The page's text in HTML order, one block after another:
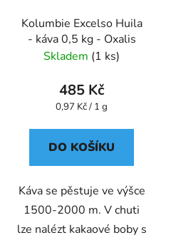
Kolumbie Excelso Huila
- káva 0,5 kg - Oxalis
Skladem (1 ks)
485 Kč
Měrná
0,97 Kč / 1 g
DO KOŠÍKU
Káva se pěstuje ve výšce
1500-2000 m. V chuti
lze nalézt kakaové boby s